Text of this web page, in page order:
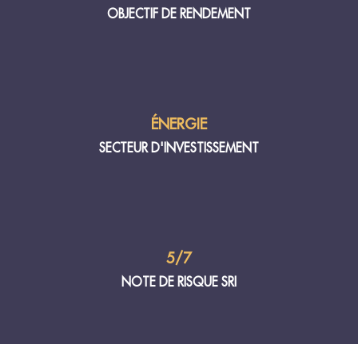
OBJECTIF DE RENDEMENT
ÉNERGIE
SECTEUR D'INVESTISSEMENT
5/7
NOTE DE RISQUE SRI